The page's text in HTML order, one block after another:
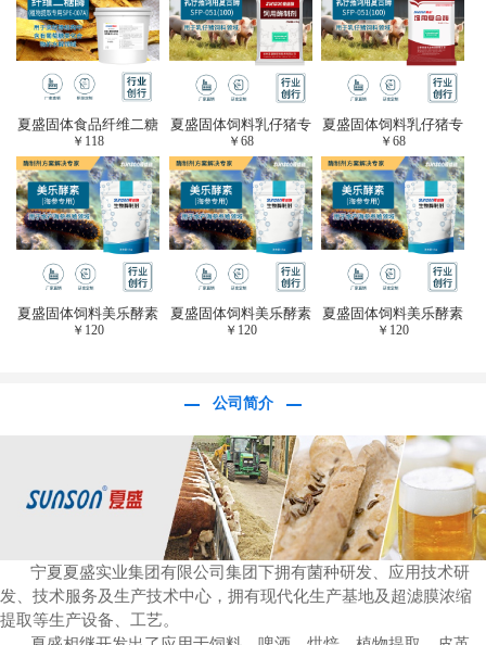
夏盛固体食品纤维二糖
酶(植物提取专用酶/用
于虎杖白藜芦醇提
取)FFG-0656
￥ 118
夏盛固体饲料乳仔猪专
用复合酶SFG-0932
￥ 68
夏盛固体饲料乳仔猪专
用复合酶SFG-0932
￥68
夏盛固体饲料美乐酵素
(水产海参海胆专
￥ 120
夏盛固体饲料美乐酵素
(水产海参海胆专
￥ 120
夏盛固体饲料美乐酵素
(水产海参海胆专
￥ 120
公司简介
宁夏夏盛实业集团有限公司集团下拥有菌种研发、应用技术研
发、技术服务及生产技术中心，拥有现代化生产基地及超滤膜浓缩
提取等生产设备、工艺。